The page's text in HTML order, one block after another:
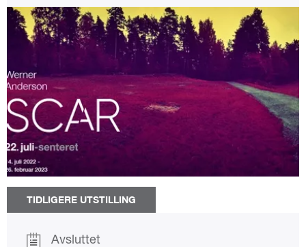
TIDLIGERE UTSTILLING
Avsluttet